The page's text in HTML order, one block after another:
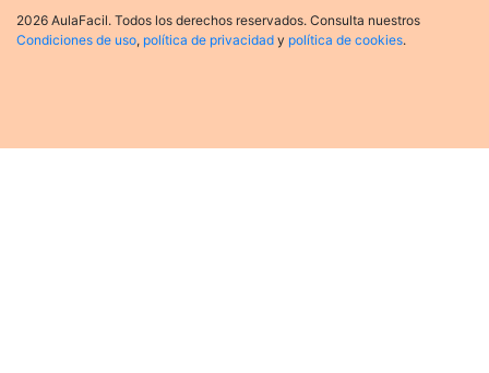
2026 AulaFacil. Todos los derechos reservados. Consulta nuestros
Condiciones de uso, política de privacidad y política de cookies.